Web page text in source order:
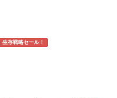
生存戦略セール！